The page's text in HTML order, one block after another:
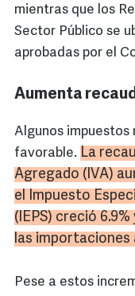
mientras que los
Sector Público se
aprobadas por el
Aumenta
Algunos
favorable. La
Agregado (IVA)
el Impuesto
(IEPS) creció
las importaciones
Pese a estos